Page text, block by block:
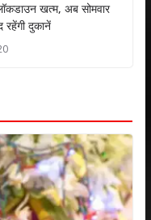
खत्म, अब सोमवार
रहेंगी दुकानें